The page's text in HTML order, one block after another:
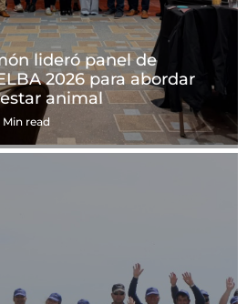
lideró panel de
2026 para abordar
animal
Min read